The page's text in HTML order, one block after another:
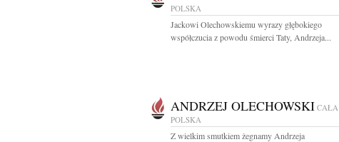
POLSKA
Jackowi Olechowskiemu wyrazy głębokiego
współczucia z powodu śmierci Taty, Andrzeja...
ANDRZEJ OLECHOWSKI CAŁA
POLSKA
Z wielkim smutkiem żegnamy Andrzeja